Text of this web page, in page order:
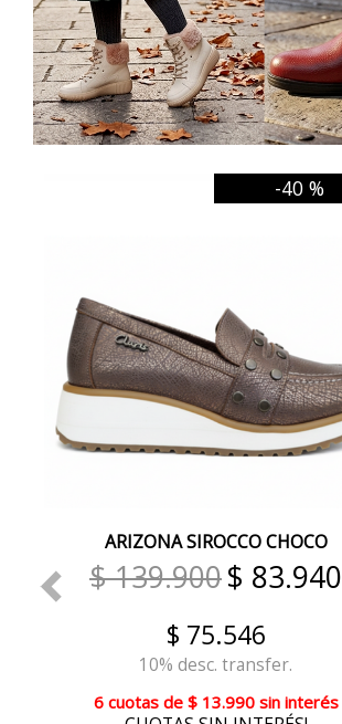
-40 %
ARIZONA SIROCCO CHOCO
$ 139.900$ 83.940
$ 75.546
10% desc. transfer.
6 cuotasde $ 13.990sin interés